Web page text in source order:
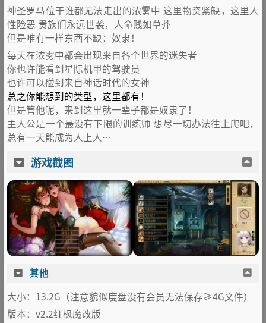
神圣罗马位于谁都无法走出的浓雾中 这里物资紧缺，这里人
性险恶 贵族们永远世袭，人命贱如草芥
但是唯有一样东西不缺：奴隶！
每天在浓雾中都会出现来自各个世界的迷失者
你也许能看到星际机甲的驾驶员
也许可以碰到来自神话时代的女神
总之你能想到的类型，这里都有！
但是管他呢，来到这里就一辈子都是奴隶了！
主人公是一个最没有下限的训练师 想尽一切办法往上爬吧，
总有一天能成为人上人…
游戏截图
其他
大小：13.2G（注意貌似度盘没有会员无法保存≥4G文件）
版本：v2.2红枫魔改版